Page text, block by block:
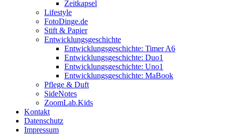
Zeitkapsel
Lifestyle
FotoDinge.de
Stift & Papier
Entwicklungsgeschichte
Entwicklungsgeschichte: Timer A6
Entwicklungsgeschichte: Duo1
Entwicklungsgeschichte: Uno1
Entwicklungsgeschichte: MaBook
Pflege & Duft
SideNotes
ZoomLab.Kids
Kontakt
Datenschutz
Impressum